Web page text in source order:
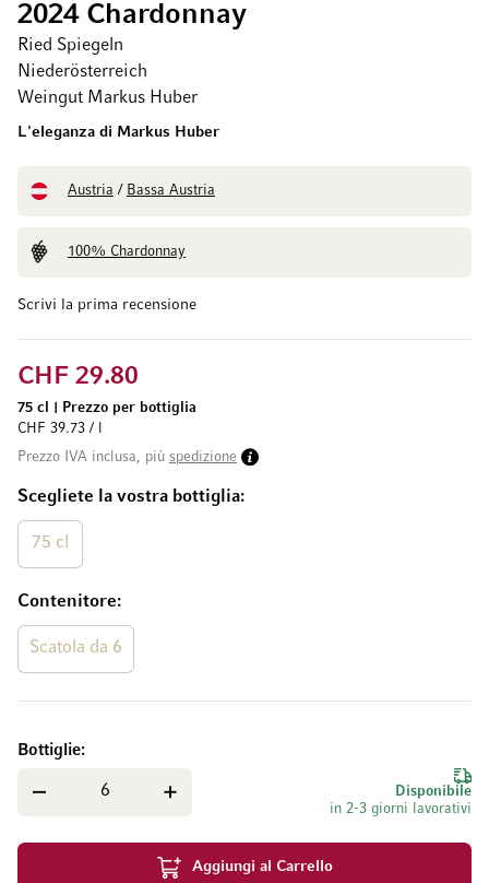
Scrivi la prima recensione
2024 Chardonnay
Ried Spiegeln
Niederösterreich
Weingut Markus Huber
L'eleganza di Markus Huber
Austria / Bassa Austria
100% Chardonnay
Scegliete la vostra bottiglia
75 cl
Contenitore
Scatola da 6
CHF 29.80
75 cl
Prezzo per bottiglia
CHF 39.73 / l
Prezzo IVA inclusa, più spedizione
Disponibile
in 2-3 giorni lavorativi
Bottiglie
Aggiungi al Carrello